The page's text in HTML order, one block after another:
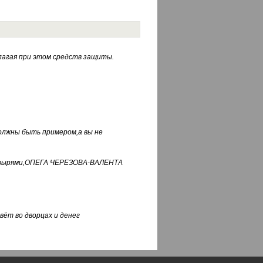
при этом средств защиты.
быть примером,а вы не
ЧЕРЕЗОВА-ВАЛЕНТА
во дворцах и денег